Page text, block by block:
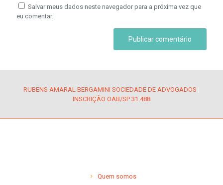
Salvar meus dados neste navegador para a próxima vez que
eu comentar.
RUBENS AMARAL BERGAMINI SOCIEDADE DE ADVOGADOS |
INSCRIÇÃO OAB/SP 31.488
Quem somos